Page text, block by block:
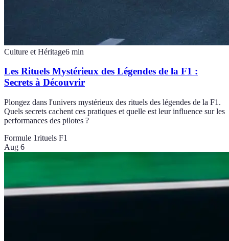
Culture et Héritage6 min
Les Rituels Mystérieux des Légendes de la F1 :
Secrets à Découvrir
Plongez dans l'univers mystérieux des rituels des légendes de la F1.
Quels secrets cachent ces pratiques et quelle est leur influence sur les
performances des pilotes ?
Formule 1rituels F1
Aug 6